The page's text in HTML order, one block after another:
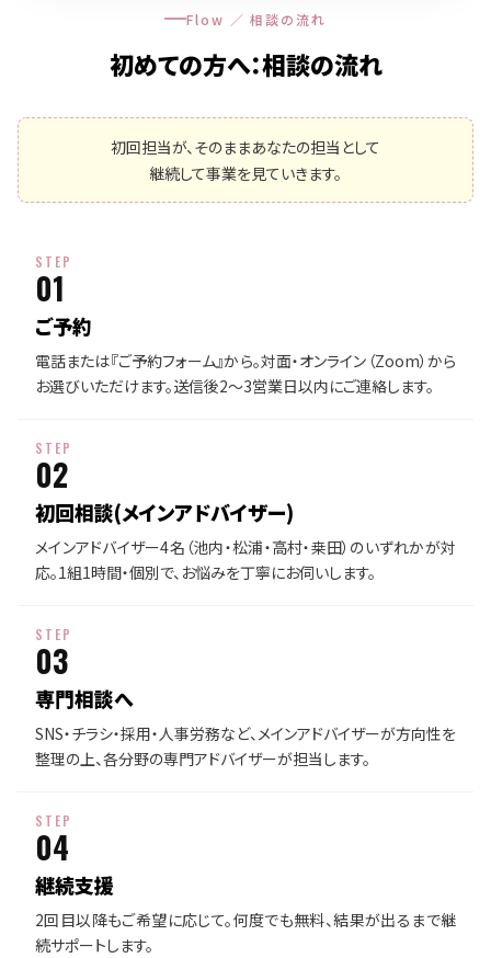
Flow ／ 相談の流れ
初めての方へ：相談の流れ
初回担当が、そのままあなたの担当として
継続して事業を見ていきます。
STEP
01
ご予約
電話または『ご予約フォーム』から。対面・オンライン（Zoom）から
お選びいただけます。送信後2〜3営業日以内にご連絡します。
STEP
02
初回相談(メインアドバイザー)
メインアドバイザー4名（池内・松浦・高村・桒田）のいずれかが対
応。1組1時間・個別で、お悩みを丁寧にお伺いします。
STEP
03
専門相談へ
SNS・チラシ・採用・人事労務など、メインアドバイザーが方向性を
整理の上、各分野の専門アドバイザーが担当します。
STEP
04
継続支援
2回目以降もご希望に応じて。何度でも無料、結果が出るまで継
続サポートします。